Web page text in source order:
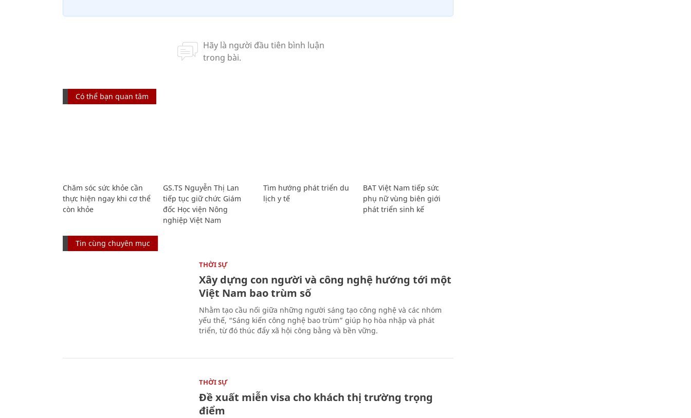
Có thể bạn quan tâm
Chăm sóc sức khỏe cần
thực hiện ngay khi cơ thể
còn khỏe
GS.TS Nguyễn Thị Lan
tiếp tục giữ chức Giám
đốc Học viện Nông
nghiệp Việt Nam
Tìm hướng phát triển du
lịch y tế
BAT Việt Nam tiếp sức
phụ nữ vùng biên giới
phát triển sinh kế
Tin cùng chuyên mục
THỜI SỰ
Xây dựng con người và công nghệ hướng tới một
Việt Nam bao trùm số
Nhằm tạo cầu nối giữa những người sáng tạo công nghệ và các nhóm
yếu thế, “Sáng kiến công nghệ bao trùm” giúp họ hòa nhập và phát
triển, từ đó thúc đẩy xã hội công bằng và bền vững.
THỜI SỰ
Đề xuất miễn visa cho khách thị trường trọng
điểm